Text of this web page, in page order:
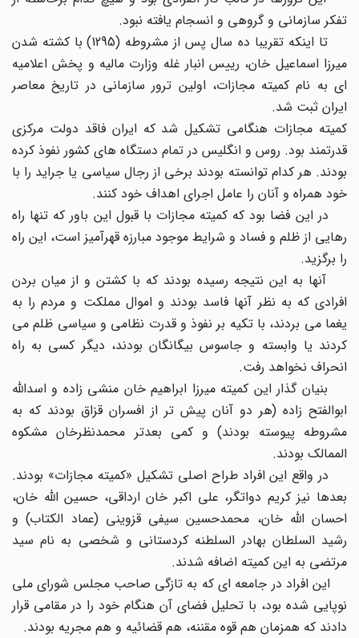
تفکر سازمانی و گروهی و انسجام یافته نبود.
تا اینکه تقریبا ده سال پس از مشروطه (1295) با کشته شدن
میرزا اسماعیل خان، رییس انبار غله وزارت مالیه و پخش اعلامیه
ای به نام کمیته مجازات، اولین ترور سازمانی در تاریخ معاصر
ایران ثبت شد.
کمیته مجازات هنگامی تشکیل شد که ایران فاقد دولت مرکزی
قدرتمند بود. روس و انگلیس در تمام دستگاه های کشور نفوذ کرده
بودند. هر کدام توانسته بودند برخی از رجال سیاسی یا جراید را با
خود همراه و آنان را عامل اجرای اهداف خود کنند.
در این فضا بود که کمیته مجازات با قبول این باور که تنها راه
رهایی از ظلم و فساد و شرایط موجود مبارزه قهرآمیز است، این راه
را برگزید.
آنها به این نتیجه رسیده بودند که با کشتن و از میان بردن
افرادی که به نظر آنها فاسد بودند و اموال مملکت و مردم را به
یغما می بردند، با تکیه بر نفوذ و قدرت نظامی و سیاسی ظلم می
کردند یا وابسته و جاسوس بیگانگان بودند، دیگر کسی به راه
انحراف نخواهد رفت.
بنیان گذار این کمیته میرزا ابراهیم خان منشی زاده و اسدالله
ابوالفتح زاده (هر دو آنان پیش تر از افسران قزاق بودند که به
مشروطه پیوسته بودند) و کمی بعدتر محمدنظرخان مشکوه
الممالک بودند.
در واقع این افراد طراح اصلی تشکیل «کمیته مجازات» بودند.
بعدها نیز کریم دواتگر، علی اکبر خان ارداقی، حسین الله خان،
احسان الله خان، محمدحسین سیفی قزوینی (عماد الکتاب) و
رشید السلطان بهادر السلطنه کردستانی و شخصی به نام سید
مرتضی به این کمیته اضافه شدند.
این افراد در جامعه ای که به تازگی صاحب مجلس شورای ملی
نوپایی شده بود، با تحلیل فضای آن هنگام خود را در مقامی قرار
دادند که همزمان هم قوه مقننه، هم قضائیه و هم مجریه بودند.